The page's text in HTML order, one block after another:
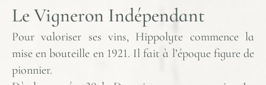
Le Vigneron Indépendant
Pour valoriser ses vins, Hippolyte commence la
mise en bouteille en 1921. Il fait à l’époque figure de
pionnier.